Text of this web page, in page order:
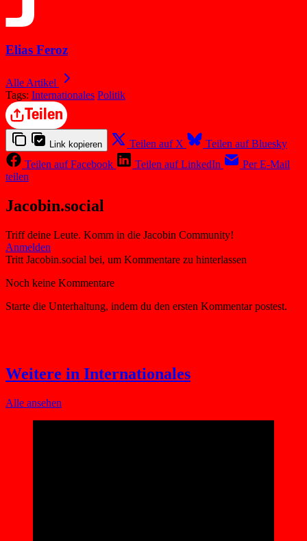
Elias Feroz
Alle Artikel
Tags: Internationales Politik
Teilen
Link kopieren Teilen auf X
Teilen auf Bluesky
Teilen auf Facebook
Teilen auf LinkedIn
Per E-Mail
teilen
Jacobin.social
Triff deine Leute. Komm in die Jacobin Community!
Weitere in Internationales
Alle ansehen